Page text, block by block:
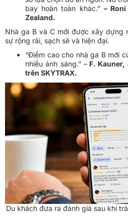
bay hoàn toàn khác.” –
Zealand.
Nhà ga B và C mới được xây dựng
sự rộng rãi, sạch sẽ và hiện đại.
“Điểm cao cho nhà ga B mới
nhiều ánh sáng.”–F. Kauner,
trên SKYTRAX.
Du khách đưa ra đánh giá sau khi